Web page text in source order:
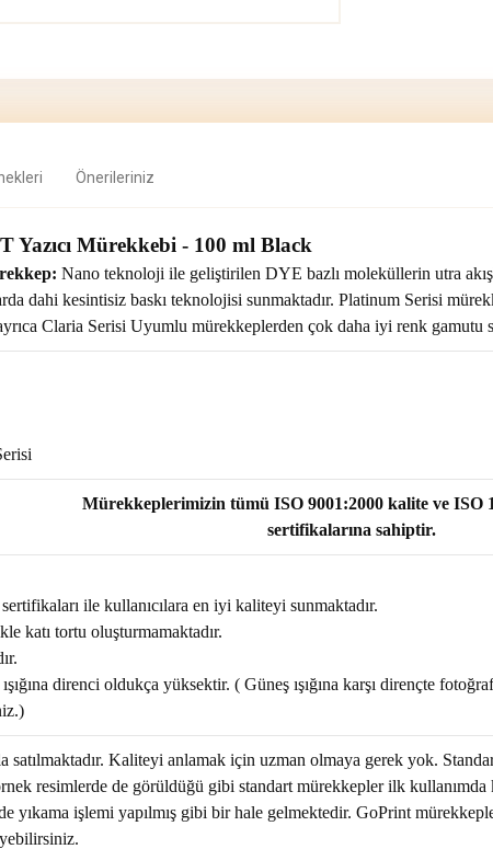
Önerileriniz
Mürekkebi - 100 ml Black
Nano teknoloji ile geliştirilen DYE bazlı moleküllerin utra
dahi kesintisiz baskı teknolojisi sunmaktadır. Platinum Serisi
Claria Serisi Uyumlu mürekkeplerden çok daha iyi renk gamutu
Mürekkeplerimizin tümü ISO 9001:2000 kalite ve ISO
sertifikalarına sahiptir.
ile kullanıcılara en iyi kaliteyi sunmaktadır.
katı tortu oluşturmamaktadır.
direnci oldukça yüksektir. ( Güneş ışığına karşı dirençte
satılmaktadır. Kaliteyi anlamak için uzman olmaya gerek yok.
resimlerde de görüldüğü gibi standart mürekkepler ilk
yıkama işlemi yapılmış gibi bir hale gelmektedir. GoPrint